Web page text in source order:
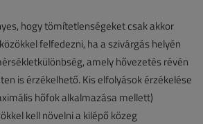
hogy tömítetlenségeket csak akkor
felfedezni, ha a szivárgás helyén
amely hővezetés révén
is érzékelhető. Kis elfolyások érzékelése
hőfok alkalmazása mellett)
kell növelni a kilépő közeg